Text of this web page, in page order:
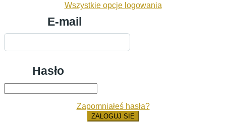
Wszystkie opcje logowania
E-mail
Hasło
Zapomniałeś hasła?
ZALOGUJ SIE